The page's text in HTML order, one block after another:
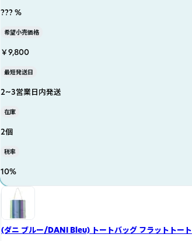
??? %
希望小売価格
￥9,800
最短発送日
2~3営業日内発送
在庫
2個
税率
10%
(ダニ ブルー/DANI Bleu) トートバッグ フラットトート